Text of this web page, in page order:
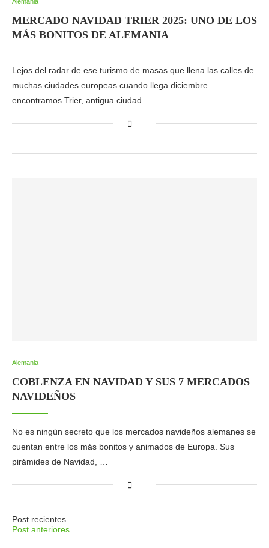
MERCADO NAVIDAD TRIER 2025: UNO DE LOS
MÁS BONITOS DE ALEMANIA
Lejos del radar de ese turismo de masas que llena las calles de
muchas ciudades europeas cuando llega diciembre
encontramos Trier, antigua ciudad …
Alemania
COBLENZA EN NAVIDAD Y SUS 7 MERCADOS
NAVIDEÑOS
No es ningún secreto que los mercados navideños alemanes se
cuentan entre los más bonitos y animados de Europa. Sus
pirámides de Navidad, …
Post recientes
Post anteriores